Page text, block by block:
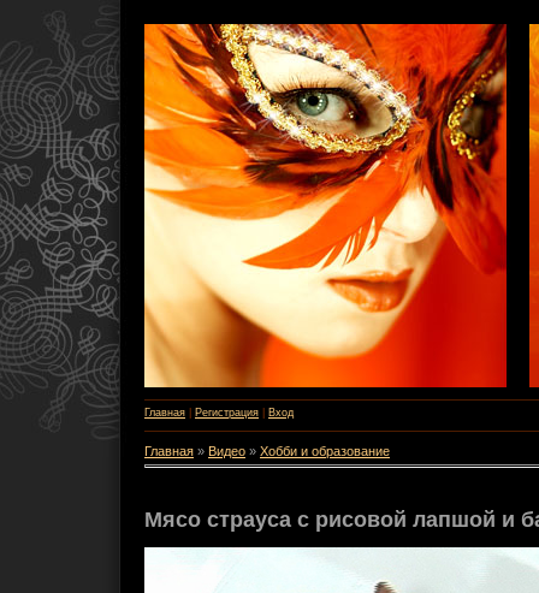
Главная Регистрация Вход
Главная » Видео » Хобби и образование
Мясо страуса с рисовой лапшой и